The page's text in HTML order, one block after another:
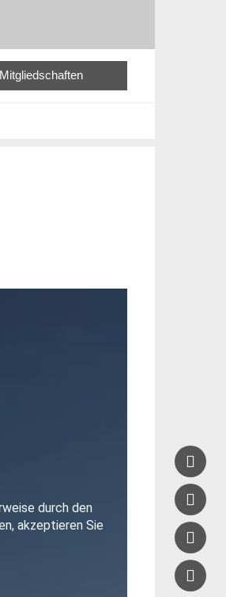
Mitgliedschaften



